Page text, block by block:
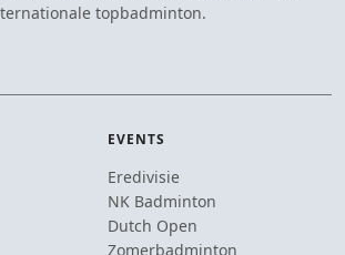
topbadminton.
EVENTS
Eredivisie
NK Badminton
Dutch Open
Zomerbadminton